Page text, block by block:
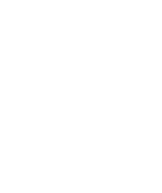
es compasivo. No
Dios: es cercano,
es la forma de ser
deuda, no tiene
con un compañero
También esta es
equivalente a cerca
– ¡como diciendo
nosotros cuesta! -,